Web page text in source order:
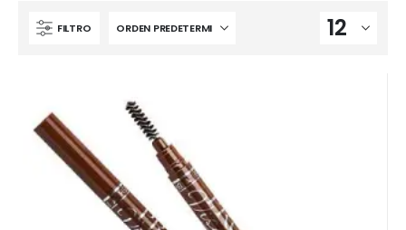
FILTRO